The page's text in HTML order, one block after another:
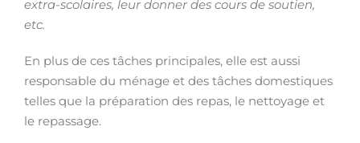
extra-scolaires, leur donner des cours de soutien,
etc.
En plus de ces tâches principales, elle est aussi
responsable du ménage et des tâches domestiques
telles que la préparation des repas, le nettoyage et
le repassage.